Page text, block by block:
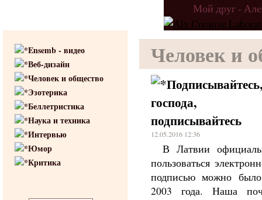
Мой друг -
Ensemb - видео
Веб-дизайн
Человек и общество
Эзотерика
Беллетристика
Наука и техника
Интервью
Юмор
Критика
Человек и
Подписывайтесь,
господа,
подписывайтесь
12.05.2016 12:36
В Латвии
пользоваться
подписью можно
2003 года. Наша